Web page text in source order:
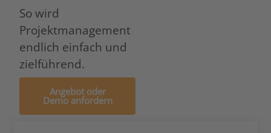
So wird
Projektmanagement
endlich einfach und
zielführend.
Angebot oder
Demo anfordern